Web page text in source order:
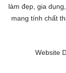
làm đẹp, gia
mang tính chất
Website